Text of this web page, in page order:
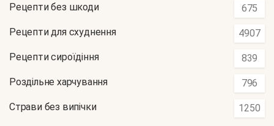
Рецепти без шкоди 675
Рецепти для схуднення 4907
Рецепти сироїдіння 839
Роздільне харчування 796
Страви без випічки 1250